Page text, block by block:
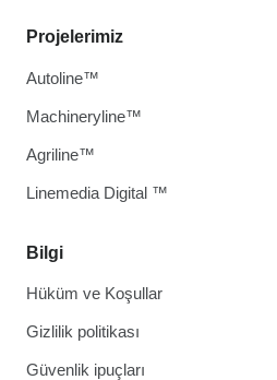
Bilgi
Hüküm ve Koşullar
Gizlilik politikası
Güvenlik ipuçları
Projelerimiz
Autoline™
Machineryline™
Agriline™
Linemedia Digital ™